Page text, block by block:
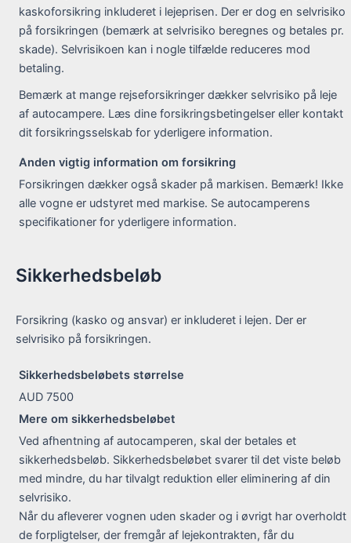
kaskoforsikring inkluderet i lejeprisen. Der er dog en selvrisiko
på forsikringen (bemærk at selvrisiko beregnes og betales pr.
skade). Selvrisikoen kan i nogle tilfælde reduceres mod
betaling.
Bemærk at mange rejseforsikringer dækker selvrisiko på leje
af autocampere. Læs dine forsikringsbetingelser eller kontakt
dit forsikringsselskab for yderligere information.
Anden vigtig information om forsikring
Forsikringen dækker også skader på markisen. Bemærk! Ikke
alle vogne er udstyret med markise. Se autocamperens
specifikationer for yderligere information.
Sikkerhedsbeløb
Forsikring (kasko og ansvar) er inkluderet i lejen. Der er
selvrisiko på forsikringen.
Sikkerhedsbeløbets størrelse
AUD 7500
Mere om sikkerhedsbeløbet
Ved afhentning af autocamperen, skal der betales et
sikkerhedsbeløb. Sikkerhedsbeløbet svarer til det viste beløb
med mindre, du har tilvalgt reduktion eller eliminering af din
selvrisiko.
Når du afleverer vognen uden skader og i øvrigt har overholdt
de forpligtelser, der fremgår af lejekontrakten, får du